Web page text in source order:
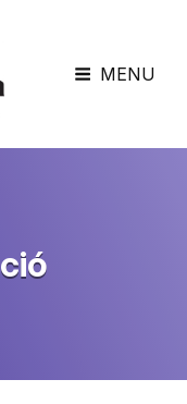
MENU